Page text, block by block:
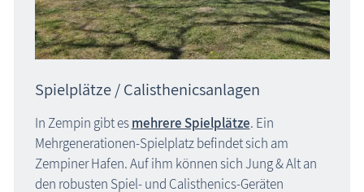
Spielplätze / Calisthenicsanlagen
In Zempin gibt esmehrere Spielplätze. Ein
Mehrgenerationen-Spielplatz befindet sich am
Zempiner Hafen. Auf ihm können sich Jung & Alt an
den robusten Spiel- und Calisthenics-Geräten